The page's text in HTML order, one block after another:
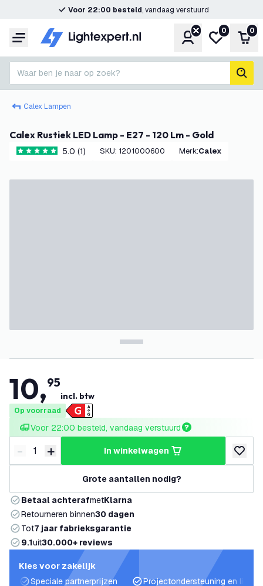
Voor 22:00 besteld, vandaag verstuurd
Menu Account
Mijn
0 0
Waar ben je naar op zoek?
Calex Lampen
Calex Rustiek LED Lamp - E27 - 120 Lm - Gold
5 score sterren5.0 (1) SKU: 1201000600 Merk: Calex
10,95
incl. btw
Op voorraad
Voor 22:00 besteld, vandaag verstuurd
Verminder hoeveelheid
- Verhoog hoeveelheid
+ in winkelwagen
Grote aantallen nodig?
Betaal achterafmetKlarna
Retourneren binnen30 dagen
Tot7 jaar fabrieksgarantie
9.1uit30.000+ reviews
Kies voor zakelijk
Speciale partnerprijzen
Projectondersteuning en